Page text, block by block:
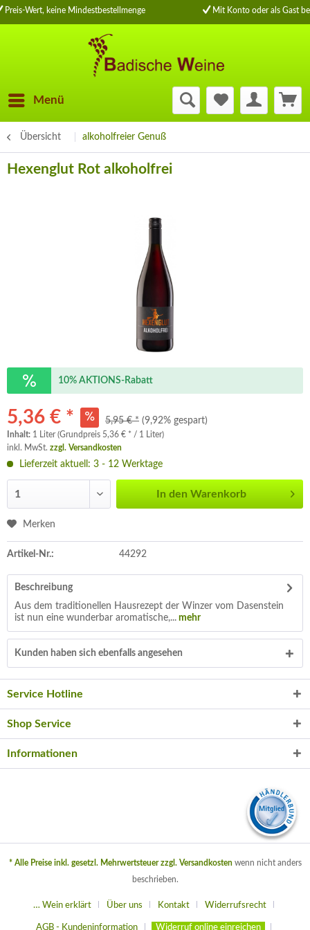
Preis-Wert, keine Mindestbestellmenge Mit Konto oder als Gast
Menü
Übersicht alkoholfreier Genuß
Hexenglut Rot alkoholfrei
10% AKTIONS-Rabatt
5,36 € * 5,95 € * (9,92% gespart)
Inhalt: 1 Liter (Grundpreis 5,36 € * / 1 Liter)
inkl. MwSt. zzgl. Versandkosten
Lieferzeit aktuell: 3 - 12 Werktage
In den Warenkorb
Merken
Artikel-Nr.: 44292
Beschreibung
Aus dem traditionellen Hausrezept der Winzer vom Dasenstein
ist nun eine wunderbar aromatische,... mehr
Kunden haben sich ebenfalls angesehen
Service Hotline
Shop Service
Informationen
* Alle Preise inkl. gesetzl. Mehrwertsteuer zzgl. Versandkostenwenn nicht anders
beschrieben.
… Wein erklärt Über uns Kontakt Widerrufsrecht
AGB - Kundeninformation Widerruf online einreichen